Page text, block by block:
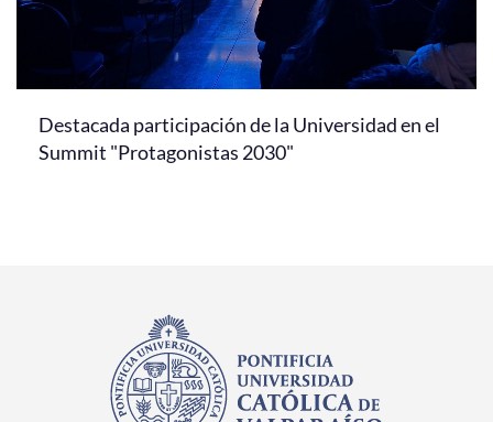
Destacada participación de la Universidad en el
Summit "Protagonistas 2030"